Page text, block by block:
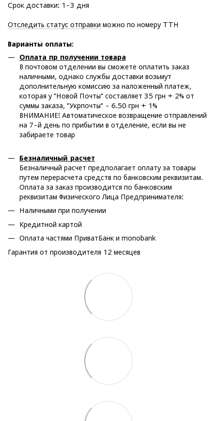
Срок доставки: 1-3 дня
Отследить статус отправки можно по номеру ТТН
Варианты оплаты:
Оплата пр получении товара
В почтовом отделении вы сможете оплатить заказ
наличными, однако службы доставки возьмут
дополнительную комиссию за наложенный платеж,
которая у "Новой Почты" составляет 35 грн + 2% от
суммы заказа, "Укрпочты" - 6.50 грн + 1%
ВНИМАНИЕ! Автоматическое возвращение отправлений
на 7-й день по прибытии в отделение, если вы не
забираете товар
Безналичный расчет
Безналичный расчет предполагает оплату за товары
путем перерасчета средств по банковским реквизитам.
Оплата за заказ производится по банковским
реквизитам Физического Лица Предпринимателя:
Наличными при получении
Кредитной картой
Оплата частями ПриватБанк и monobank
Гарантия от производителя 12 месяцев